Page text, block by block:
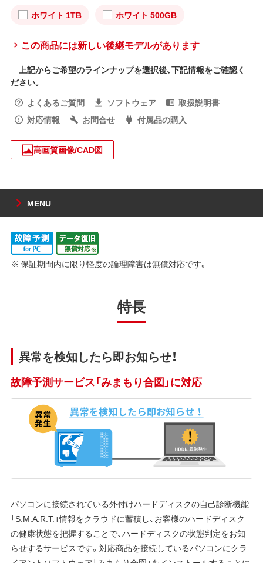
ホワイト 1TB ホワイト 500GB
この商品には新しい後継モデルがあります
上記からご希望のラインナップを選択後、下記情報をご確認く
ださい。
よくあるご質問
ソフトウェア
取扱説明書
対応情報
お問合せ 付属品の購入
高画質画像/CAD図
MENU
※ 保証期間内に限り軽度の論理障害は無償対応です。
特長
異常を検知したら即お知らせ！
故障予測サービス「みまもり合図」に対応
パソコンに接続されている外付けハードディスクの自己診断機能
「S.M.A.R.T.」情報をクラウドに蓄積し、お客様のハードディスク
の健康状態を把握することで、ハードディスクの状態判定をお知
らせするサービスです。対応商品を接続しているパソコンにクラ